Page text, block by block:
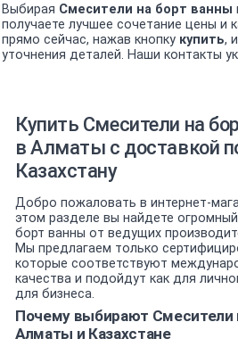
Выбирая Смесители на борт ванны
получаете лучшее сочетание цены и
прямо сейчас, нажав кнопку купить,
уточнения деталей. Наши контакты
Купить Смесители на
в Алматы с доставкой
Казахстану
Добро пожаловать в интернет-
этом разделе вы найдете
борт ванны от ведущих
Мы предлагаем только
которые соответствуют
качества и подойдут как для
для бизнеса.
Почему выбирают Смесители
Алматы и Казахстане